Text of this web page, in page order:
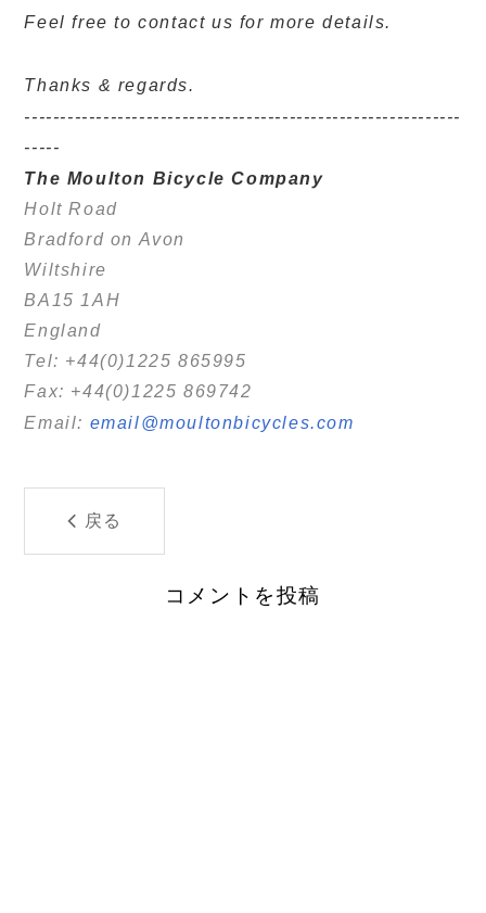
Feel free to contact us for more details.
Thanks & regards.
-------------------------------------------------------------
-----
The Moulton Bicycle Company
Holt Road
Bradford on Avon
Wiltshire
BA15 1AH
England
Tel: +44(0)1225 865995
Fax: +44(0)1225 869742
Email: email@moultonbicycles.com
戻る
コメントを投稿